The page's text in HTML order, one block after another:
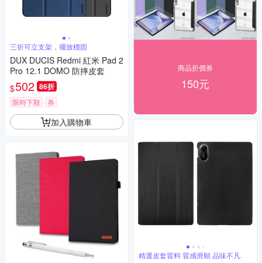
三折可立支架，擺放穩固
DUX DUCIS Redmi 紅米 Pad 2
Pro 12.1 DOMO 防摔皮套
$502 86折
限時下殺 券
加入購物車
商品折價券
150元
精選皮套質料 質感滑順 品味不凡